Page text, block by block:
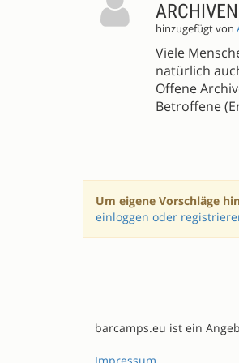
ARCHIVEN
hinzugefügt von
Viele
natürlich
Offene
Betroffene
Um eigene Vorschläge
einloggen oder
barcamps.eu ist ein